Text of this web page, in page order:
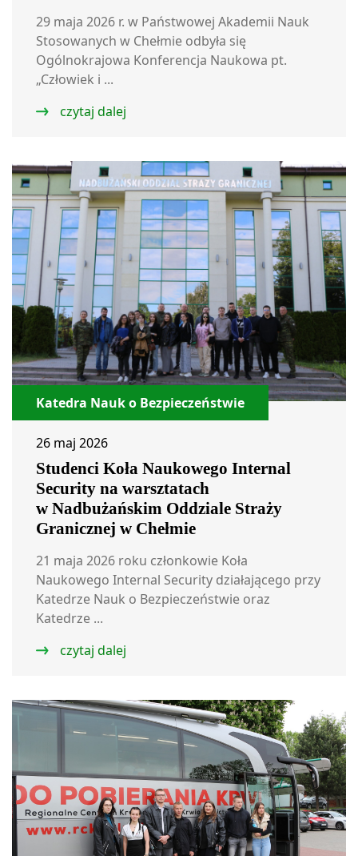
29 maja 2026 r. w Państwowej Akademii Nauk
Stosowanych w Chełmie odbyła się
Ogólnokrajowa Konferencja Naukowa pt.
„Człowiek i ...
czytaj dalej
Katedra Nauk o Bezpieczeństwie
26 maj 2026
Studenci Koła Naukowego Internal
Security na warsztatach
w Nadbużańskim Oddziale Straży
Granicznej w Chełmie
21 maja 2026 roku członkowie Koła
Naukowego Internal Security działającego przy
Katedrze Nauk o Bezpieczeństwie oraz
Katedrze ...
czytaj dalej